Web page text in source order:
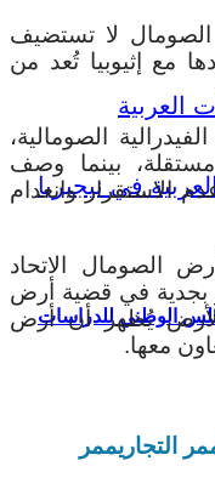
الوطني للدراسات
لا تستضيف
مع إثيوبيا تُعد من
الصومالية،
بينما وصف
الاستقرار وانعدام
الصومال الاتحاد
بجدية في قضية أرض
الأرض يُظهر أن أرض
معها.
التجاريممر